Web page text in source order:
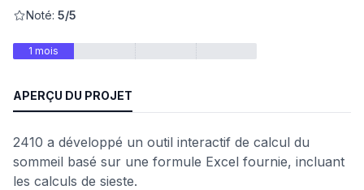
Noté: 5/5
1 mois
APERÇU DU PROJET
2410 a développé un outil interactif de calcul du
sommeil basé sur une formule Excel fournie, incluant
les calculs de sieste.